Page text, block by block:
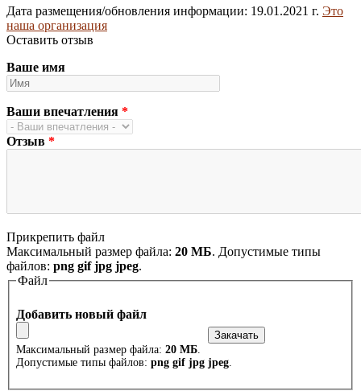
Дата размещения/обновления информации: 19.01.2021 г. Это
наша организация
Оставить отзыв
Ваше имя
Ваши впечатления *
Отзыв *
Прикрепить файл
Максимальный размер файла: 20 МБ. Допустимые типы
файлов: png gif jpg jpeg.
Файл
Добавить новый файл
Максимальный размер файла: 20 МБ
Допустимые типы файлов: png gif jpg jpeg